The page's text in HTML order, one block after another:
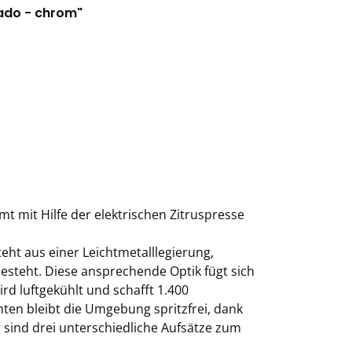
- chrom"
mit Hilfe der elektrischen Zitruspresse
aus einer Leichtmetalllegierung,
Diese ansprechende Optik fügt sich
luftgekühlt und schafft 1.400
bleibt die Umgebung spritzfrei, dank
drei unterschiedliche Aufsätze zum